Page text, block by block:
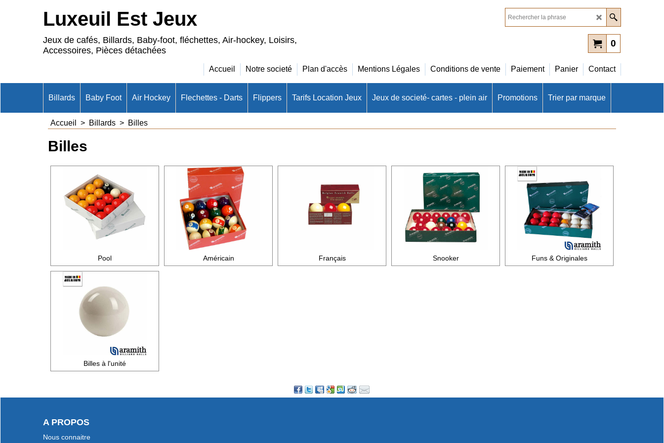
Luxeuil Est Jeux
Jeux de cafés, Billards, Baby-foot, fléchettes, Air-hockey, Loisirs,
Accessoires, Pièces détachées
0
Accueil Notre societé Plan d'accès Mentions Légales Conditions de vente Paiement Panier Contact
Billards Baby Foot Air Hockey Flechettes - Darts Flippers Tarifs Location Jeux Jeux de societé- cartes - plein air Promotions Trier par marque
Accueil > Billards > Billes
Billes
Pool Américain Français Snooker Funs & Originales
Billes à l'unité
A PROPOS
Nous connaitre